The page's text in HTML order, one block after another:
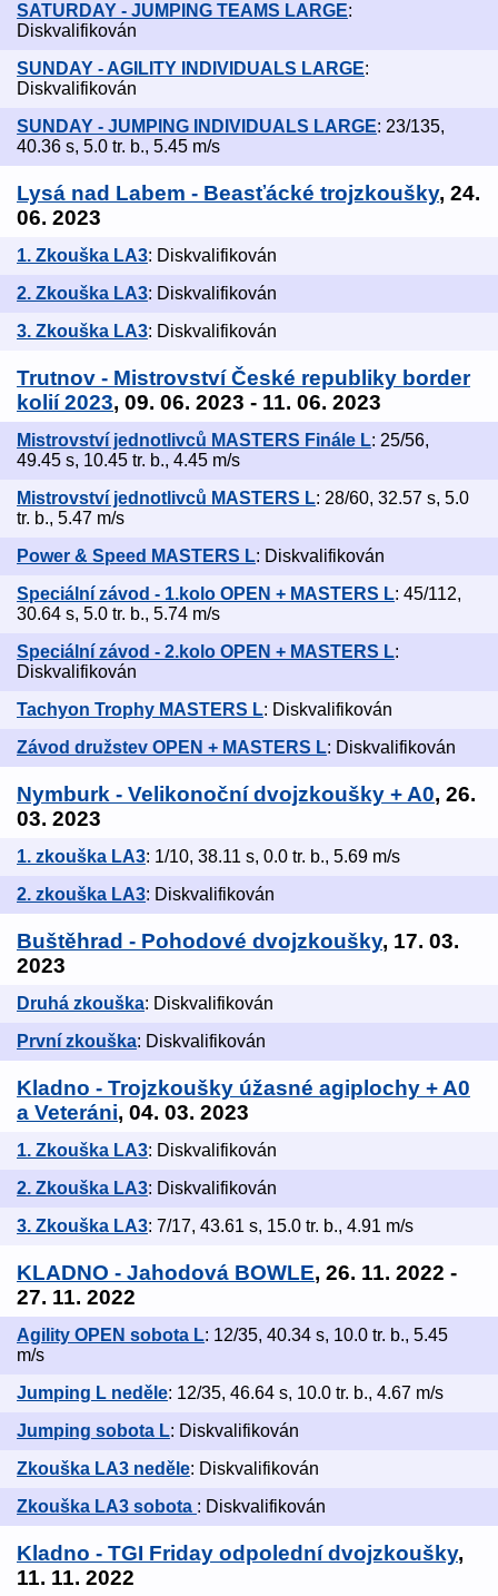
SATURDAY - JUMPING TEAMS LARGE:
Diskvalifikován
SUNDAY - AGILITY INDIVIDUALS LARGE:
Diskvalifikován
SUNDAY - JUMPING INDIVIDUALS LARGE: 23/135,
40.36 s, 5.0 tr. b., 5.45 m/s
Lysá nad Labem - Beasťácké trojzkoušky, 24.
06. 2023
1. Zkouška LA3: Diskvalifikován
2. Zkouška LA3: Diskvalifikován
3. Zkouška LA3: Diskvalifikován
Trutnov - Mistrovství České republiky border
kolií 2023, 09. 06. 2023 - 11. 06. 2023
Mistrovství jednotlivců MASTERS Finále L: 25/56,
49.45 s, 10.45 tr. b., 4.45 m/s
Mistrovství jednotlivců MASTERS L: 28/60, 32.57 s, 5.0
tr. b., 5.47 m/s
Power & Speed MASTERS L: Diskvalifikován
Speciální závod - 1.kolo OPEN + MASTERS L: 45/112,
30.64 s, 5.0 tr. b., 5.74 m/s
Speciální závod - 2.kolo OPEN + MASTERS L:
Diskvalifikován
Tachyon Trophy MASTERS L: Diskvalifikován
Závod družstev OPEN + MASTERS L: Diskvalifikován
Nymburk - Velikonoční dvojzkoušky + A0, 26.
03. 2023
1. zkouška LA3: 1/10, 38.11 s, 0.0 tr. b., 5.69 m/s
2. zkouška LA3: Diskvalifikován
Buštěhrad - Pohodové dvojzkoušky, 17. 03.
2023
Druhá zkouška: Diskvalifikován
První zkouška: Diskvalifikován
Kladno - Trojzkoušky úžasné agiplochy + A0
a Veteráni, 04. 03. 2023
1. Zkouška LA3: Diskvalifikován
2. Zkouška LA3: Diskvalifikován
3. Zkouška LA3: 7/17, 43.61 s, 15.0 tr. b., 4.91 m/s
KLADNO - Jahodová BOWLE, 26. 11. 2022 -
27. 11. 2022
Agility OPEN sobota L: 12/35, 40.34 s, 10.0 tr. b., 5.45
m/s
Jumping L neděle: 12/35, 46.64 s, 10.0 tr. b., 4.67 m/s
Jumping sobota L: Diskvalifikován
Zkouška LA3 neděle: Diskvalifikován
Zkouška LA3 sobota : Diskvalifikován
Kladno - TGI Friday odpolední dvojzkoušky,
11. 11. 2022